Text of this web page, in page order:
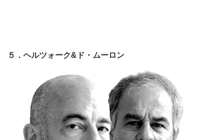
５．ヘルツォーク&ド・ムーロン